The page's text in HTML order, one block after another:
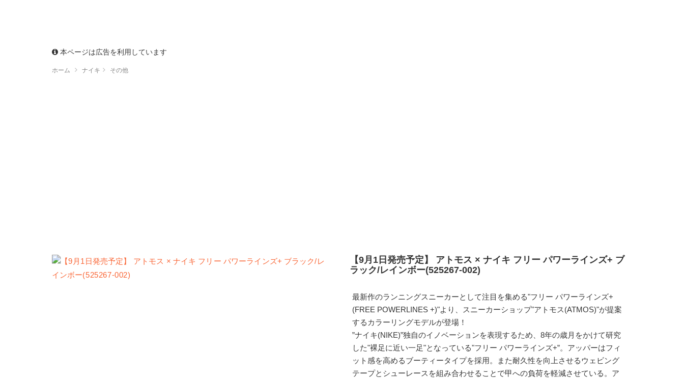
本ページは広告を利用しています
ホーム ナイキ その他
【9月1日発売予定】 アトモス × ナイキ フリー パワーラインズ+ ブ
ラック/レインボー(525267-002)
最新作のランニングスニーカーとして注目を集める"フリー パワーラインズ+
(FREE POWERLINES +)"より、スニーカーショップ"アトモス(ATMOS)"が提案
するカラーリングモデルが登場！
”ナイキ(NIKE)”独自のイノベーションを表現するため、8年の歳月をかけて研究
した"裸足に近い一足"となっている"フリー パワーラインズ+”。アッパーはフィ
ット感を高めるブーティータイプを採用。また耐久性を向上させるウェビング
テープとシューレースを組み合わせることで甲への負荷を軽減させている。ア